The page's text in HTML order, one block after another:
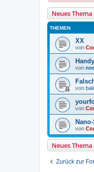
Neues Thema
THEMEN
XX
von
von
von
von
von
Neues Thema
Zurück zur